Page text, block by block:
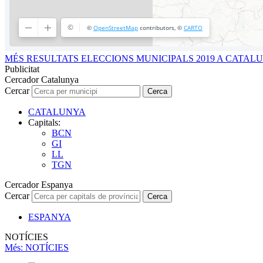
MÉS RESULTATS ELECCIONS MUNICIPALS 2019 A
Publicitat
Cercador Catalunya
Cercar
Cerca
CATALUNYA
Capitals:
BCN
GI
LL
TGN
Cercador Espanya
Cercar
Cerca
ESPANYA
NOTÍCIES
Més: NOTÍCIES